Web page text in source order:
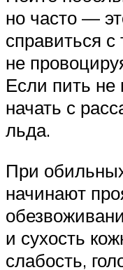
но часто —
справиться
не
Если пить не
начать с
льда.
При
начинают
и сухость
слабость,